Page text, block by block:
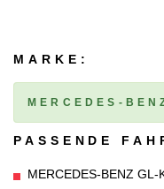
MARKE:
MERCEDES-
PASSENDE
MERCEDES-BENZ